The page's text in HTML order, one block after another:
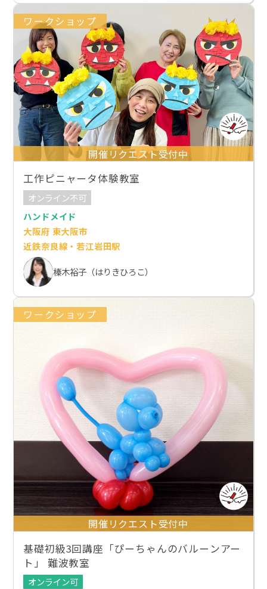
ワークショップ
開催リクエスト受付中
工作ピニャータ体験教室
オンライン不可
ハンドメイド
大阪府 東大阪市
近鉄奈良線・若江岩田駅
榛木裕子（はりきひろこ）
ワークショップ
開催リクエスト受付中
基礎初級3回講座「ぴーちゃんのバルーンアー
ト」 難波教室
オンライン可